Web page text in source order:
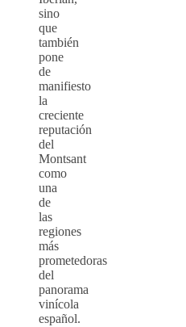
sino
que
también
pone
de
manifiesto
la
creciente
reputación
del
Montsant
como
una
de
las
regiones
más
prometedoras
del
panorama
vinícola
español.